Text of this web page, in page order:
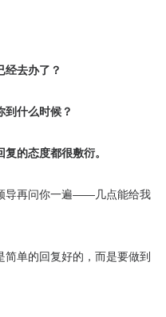
经去办了？
到什么时候？
的态度都很敷衍。
导再问你一遍——几点能给我
单的回复好的，而是要做到